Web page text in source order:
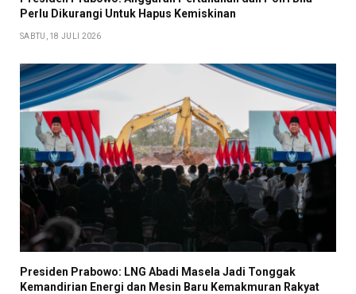
Perlu Dikurangi Untuk Hapus Kemiskinan
SABTU, 18 JULI 2026
Presiden Prabowo: LNG Abadi Masela Jadi Tonggak
Kemandirian Energi dan Mesin Baru Kemakmuran Rakyat